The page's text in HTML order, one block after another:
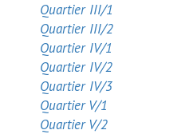
Quartier III/1
Quartier III/2
Quartier IV/1
Quartier IV/2
Quartier IV/3
Quartier V/1
Quartier V/2